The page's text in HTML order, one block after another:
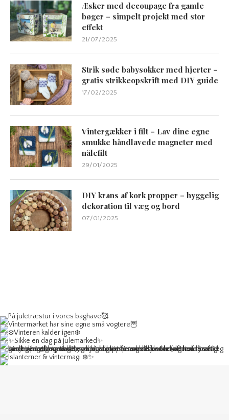
Æsker med decoupage fra gamle
bøger – simpelt projekt med stor
effekt
21/07/2025
Strik søde babysokker med hjerter –
gratis strikkeopskrift med DIY guide
17/02/2025
Vintergækker i filt – Lav dine egne
smukke håndlavede magneter med
nålefilt
29/01/2025
DIY krans af kork propper – hyggelig
dekoration til væg og bord
07/01/2025